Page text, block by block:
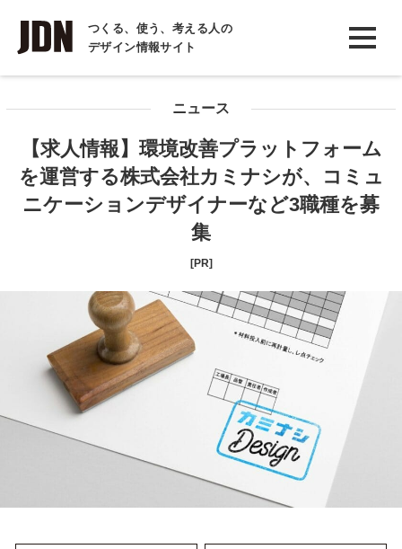
つくる、使う、考える人の
デザイン情報サイト
INTERVIEW
インタビュー
COLUMN
コラム
ニュース
【求人情報】環境改善プラットフォーム
を運営する株式会社カミナシが、コミュ
ニケーションデザイナーなど3職種を募
集
[PR]